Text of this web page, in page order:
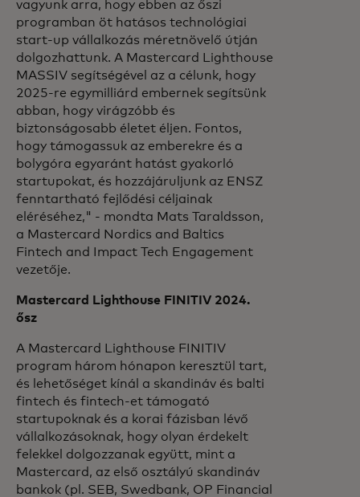
vagyunk arra, hogy ebben az őszi
programban öt hatásos technológiai
start-up vállalkozás méretnövelő útján
dolgozhattunk. A Mastercard Lighthouse
MASSIV segítségével az a célunk, hogy
2025-re egymilliárd embernek segítsünk
abban, hogy virágzóbb és
biztonságosabb életet éljen. Fontos,
hogy támogassuk az emberekre és a
bolygóra egyaránt hatást gyakorló
startupokat, és hozzájáruljunk az ENSZ
fenntartható fejlődési céljainak
eléréséhez," - mondta Mats Taraldsson,
a Mastercard Nordics and Baltics
Fintech and Impact Tech Engagement
vezetője.
Mastercard Lighthouse FINITIV 2024.
ősz
A Mastercard Lighthouse FINITIV
program három hónapon keresztül tart,
és lehetőséget kínál a skandináv és balti
fintech és fintech-et támogató
startupoknak és a korai fázisban lévő
vállalkozásoknak, hogy olyan érdekelt
felekkel dolgozzanak együtt, mint a
Mastercard, az első osztályú skandináv
bankok (pl. SEB, Swedbank, OP Financial